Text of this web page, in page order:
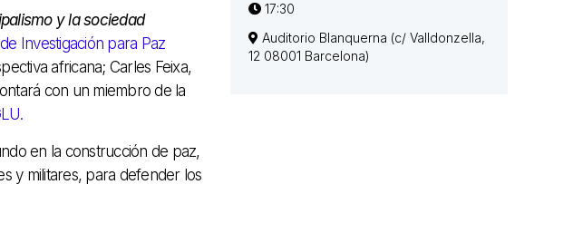
y la sociedad
Investigación para Paz
africana; Carles Feixa,
con un miembro de la
en la construcción de paz,
y militares, para defender los
17:30
Auditorio Blanquerna (c/ Valldonzella,
12 08001 Barcelona)